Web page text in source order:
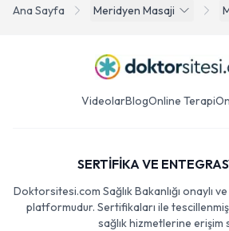
Ana Sayfa Meridyen Masaji
VideolarBlogOnline Terapi
SERTİFİKA VE
Doktorsitesi.com Sağlık Bakanlığı onaylı
platformudur. Sertifikaları ile tescillenmiş
sağlık hizmetlerine erişim